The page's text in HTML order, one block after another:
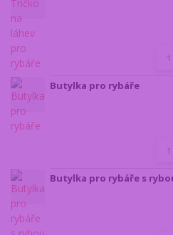
Butylka pro rybáře
Butylka pro rybáře s